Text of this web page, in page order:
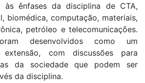
às ênfases da disciplina de CTA,
biomédica, computação, materiais,
petróleo e telecomunicações.
desenvolvidos como um
com discussões para
da sociedade que podem ser
da disciplina.